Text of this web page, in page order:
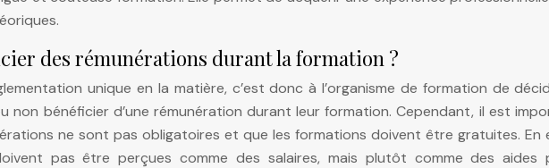
des rémunérations durant la formation ?
unique en la matière, c’est donc à l’organisme de formation de
non bénéficier d’une rémunération durant leur formation. Cependant, il est
ne sont pas obligatoires et que les formations doivent être gratuites. En
pas être perçues comme des salaires, mais plutôt comme des aides